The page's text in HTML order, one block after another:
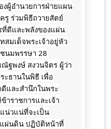
งผู้อำนวยการฝ่ายแผน
รู ร่วมพิธีถวาย​สัตย์​
ดี​และ​พลังของ​แผ่น
สมเด็จ​พระเจ้า​อยู่​หัว​
นมพรรษา 28​
ฐพงษ์ สงวนจิตร ผู้ว่า
ะธานในพิธี​ เพื่อ
และสำนึกในพระ
ราชการและเจ้า
น่วแน่ที่จะเป็น
ผ่นดิน ปฏิบัติหน้าที่